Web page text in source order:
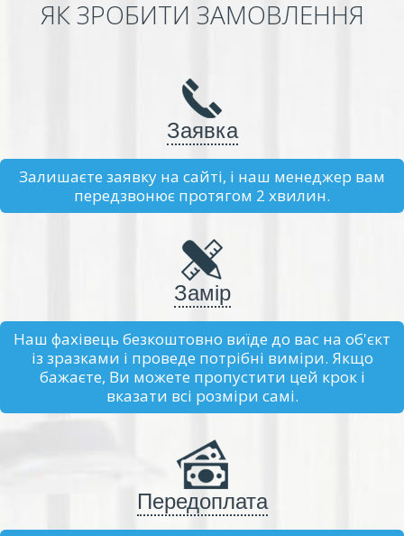
ЯК ЗРОБИТИ ЗАМОВЛЕННЯ
Заявка
Залишаєте заявку на сайті, і наш менеджер вам
передзвонює протягом 2 хвилин.
Замір
Наш фахівець безкоштовно виїде до вас на об'єкт
із зразками і проведе потрібні виміри. Якщо
бажаєте, Ви можете пропустити цей крок і
вказати всі розміри самі.
Передоплата